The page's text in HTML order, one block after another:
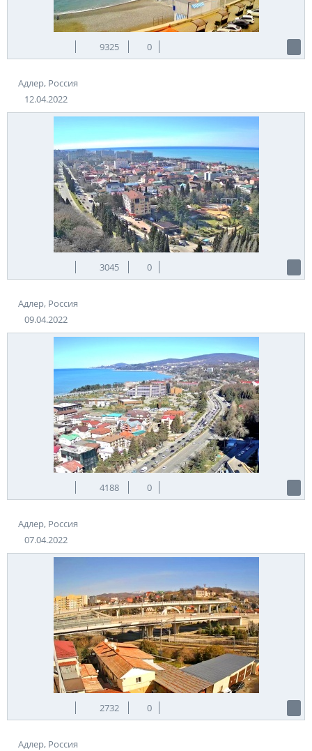
9325 0
Адлер, Россия
12.04.2022
3045 0
Адлер, Россия
09.04.2022
4188 0
Адлер, Россия
07.04.2022
2732 0
Адлер, Россия